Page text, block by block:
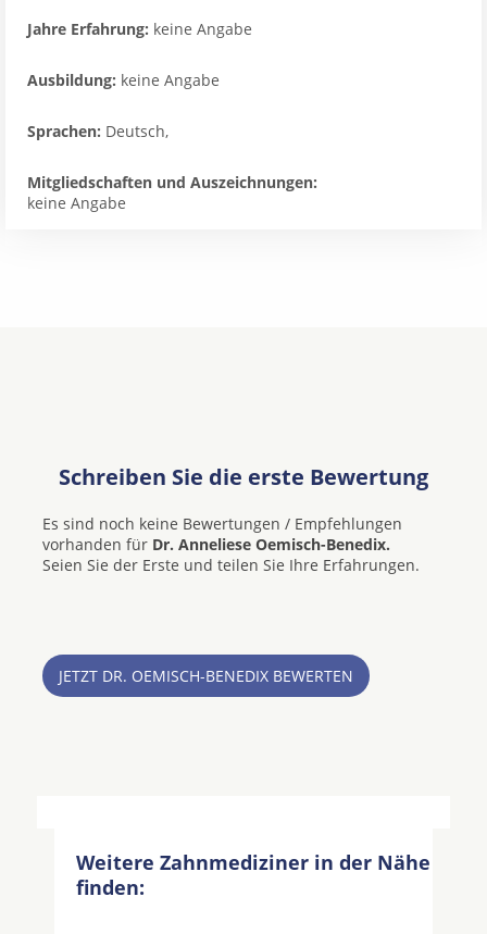
Jahre Erfahrung: keine Angabe
Ausbildung: keine Angabe
Sprachen: Deutsch,
Mitgliedschaften und Auszeichnungen:
keine Angabe
Schreiben Sie die erste Bewertung
Es sind noch keine Bewertungen / Empfehlungen
vorhanden für Dr. Anneliese Oemisch-Benedix.
Seien Sie der Erste und teilen Sie Ihre Erfahrungen.
JETZT DR. OEMISCH-BENEDIX BEWERTEN
Weitere Zahnmediziner in der Nähe
finden: